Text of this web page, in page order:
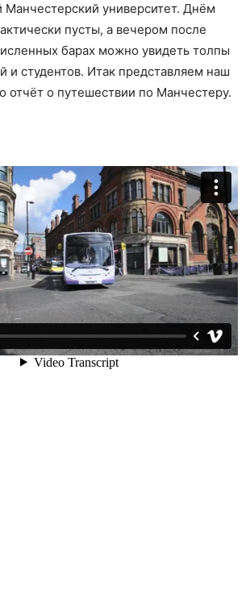
Манчестерский университет. Днём
пусты, а вечером после
барах можно увидеть толпы
и студентов. Итак представляем наш
отчёт о путешествии по Манчестеру.